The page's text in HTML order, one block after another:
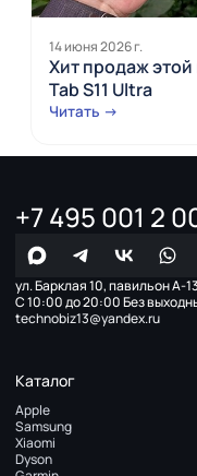
14 июня 2026 г.
Хит продаж
Tab S11 Ultra
Читать →
+7 495 001 2
ул. Барклая 10, павильон А-
С 10:00 до 20:00 Без
technobiz13@yandex.ru
Каталог
Apple
Samsung
Xiaomi
Dyson